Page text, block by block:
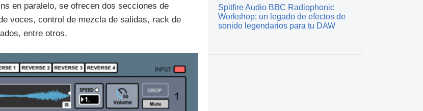
en paralelo, se ofrecen dos secciones de
voces, control de mezcla de salidas, rack de
entre otros.
Spitfire Audio BBC Radiophonic
Workshop: un legado de efectos de
sonido legendarios para tu DAW